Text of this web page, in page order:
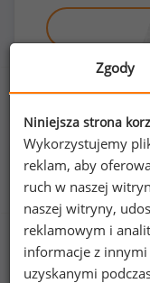
Jak
Zgody
Niniejsza strona
Wykorzystujemy
reklam, aby
ruch w naszej
naszej witryny,
reklamowym i
informacje z
uzyskanymi